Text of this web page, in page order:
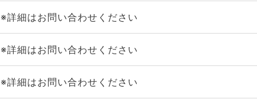
※詳細はお問い合わせください
※詳細はお問い合わせください
※詳細はお問い合わせください